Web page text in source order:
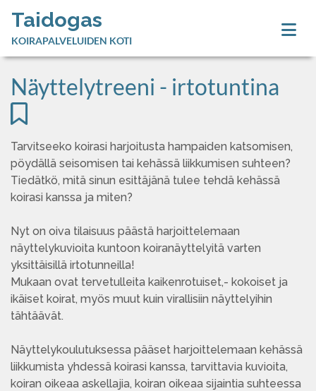
Taidogas
KOIRAPALVELUIDEN KOTI
Näyttelytreeni - irtotuntina
Tarvitseeko koirasi harjoitusta hampaiden katsomisen,
pöydällä seisomisen tai kehässä liikkumisen suhteen?
Tiedätkö, mitä sinun esittäjänä tulee tehdä kehässä
koirasi kanssa ja miten?
Nyt on oiva tilaisuus päästä harjoittelemaan
näyttelykuvioita kuntoon koiranäyttelyitä varten
yksittäisillä irtotunneilla!
Mukaan ovat tervetulleita kaikenrotuiset,- kokoiset ja
ikäiset koirat, myös muut kuin virallisiin näyttelyihin
tähtäävät.
Näyttelykoulutuksessa pääset harjoittelemaan kehässä
liikkumista yhdessä koirasi kanssa, tarvittavia kuvioita,
koiran oikeaa askellajia, koiran oikeaa sijaintia suhteessa